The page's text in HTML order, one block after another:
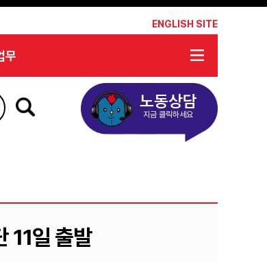
ENGLISH SITE
무
노동상담
지금 클릭하세요
11일 출발